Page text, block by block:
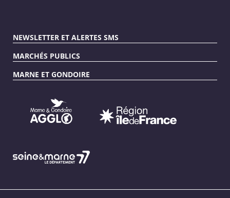
NEWSLETTER ET ALERTES SMS
MARCHÉS PUBLICS
MARNE ET GONDOIRE